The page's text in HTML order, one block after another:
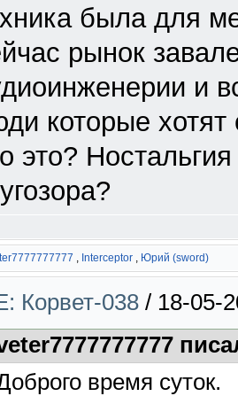
была для
рынок
и
которые
это?
, Interceptor , Юрий (sword)
Корвет-038 / 18-05-
время суток.